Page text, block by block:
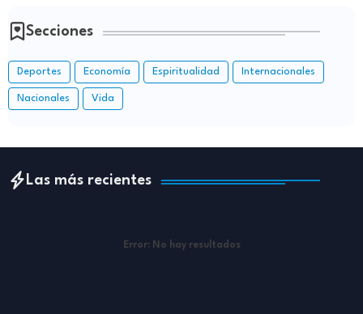
Secciones
Deportes Economía Espiritualidad Internacionales
Nacionales Vida
Las más recientes
Error: No hay resultados